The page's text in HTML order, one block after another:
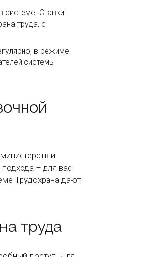
системе. Ставки
труда, с
в режиме
системы
и
– для вас
Трудохрана дают
труда